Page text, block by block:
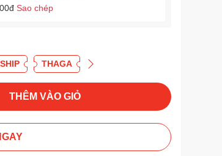
Sao chép
THAGA
THÊM VÀO GIỎ